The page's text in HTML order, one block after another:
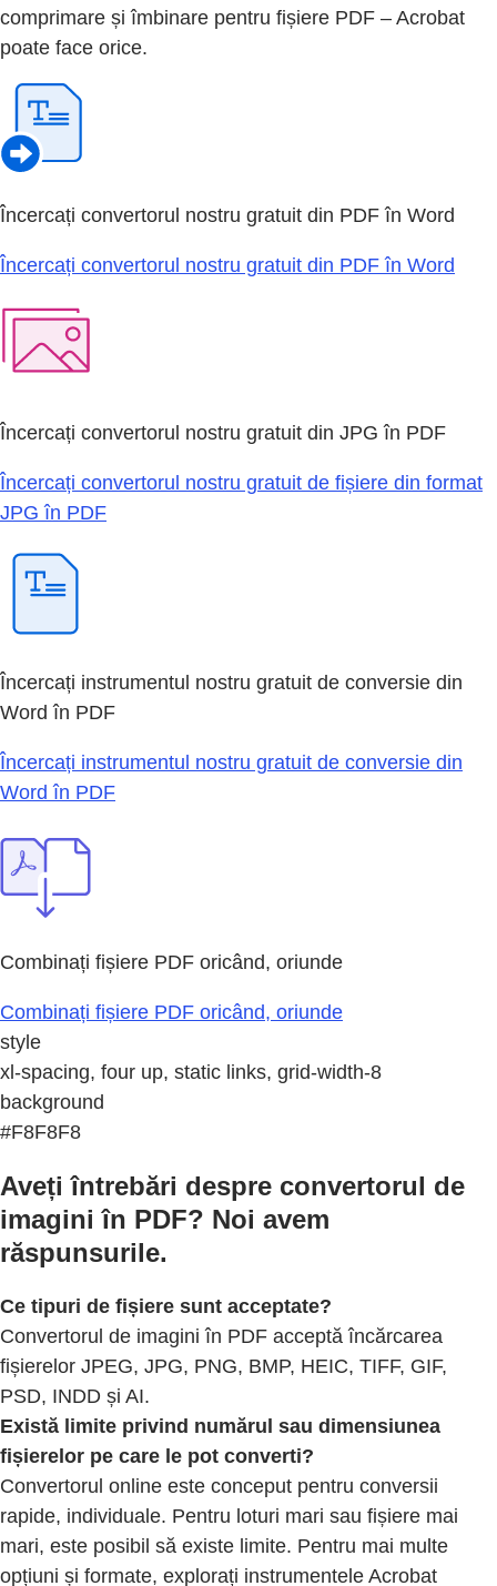
comprimare și îmbinare pentru fișiere PDF – Acrobat
poate face orice.
Încercați convertorul nostru gratuit din PDF în Word
Încercați convertorul nostru gratuit din PDF în Word
Încercați convertorul nostru gratuit din JPG în PDF
Încercați convertorul nostru gratuit de fișiere din format
JPG în PDF
Încercați instrumentul nostru gratuit de conversie din
Word în PDF
Încercați instrumentul nostru gratuit de conversie din
Word în PDF
Combinați fișiere PDF oricând, oriunde
Combinați fișiere PDF oricând, oriunde
style
xl-spacing, four up, static links, grid-width-8
background
#F8F8F8
Aveți întrebări despre convertorul de
imagini în PDF? Noi avem
răspunsurile.
Ce tipuri de fișiere sunt acceptate?
Convertorul de imagini în PDF acceptă încărcarea
fișierelor JPEG, JPG, PNG, BMP, HEIC, TIFF, GIF,
PSD, INDD și AI.
Există limite privind numărul sau dimensiunea
fișierelor pe care le pot converti?
Convertorul online este conceput pentru conversii
rapide, individuale. Pentru loturi mari sau fișiere mai
mari, este posibil să existe limite. Pentru mai multe
opțiuni și formate, explorați instrumentele Acrobat